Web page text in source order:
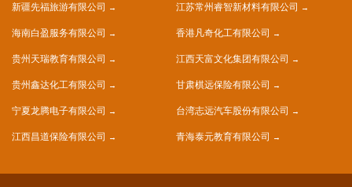
新疆先福旅游有限公司 江苏常州睿智新材料有限公司
海南白盈服务有限公司 香港凡奇化工有限公司
贵州天瑞教育有限公司 江西天富文化集团有限公司
贵州鑫达化工有限公司 甘肃棋远保险有限公司
宁夏龙腾电子有限公司 台湾志远汽车股份有限公司
江西昌道保险有限公司 青海泰元教育有限公司